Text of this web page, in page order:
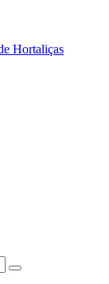
Hortaliças